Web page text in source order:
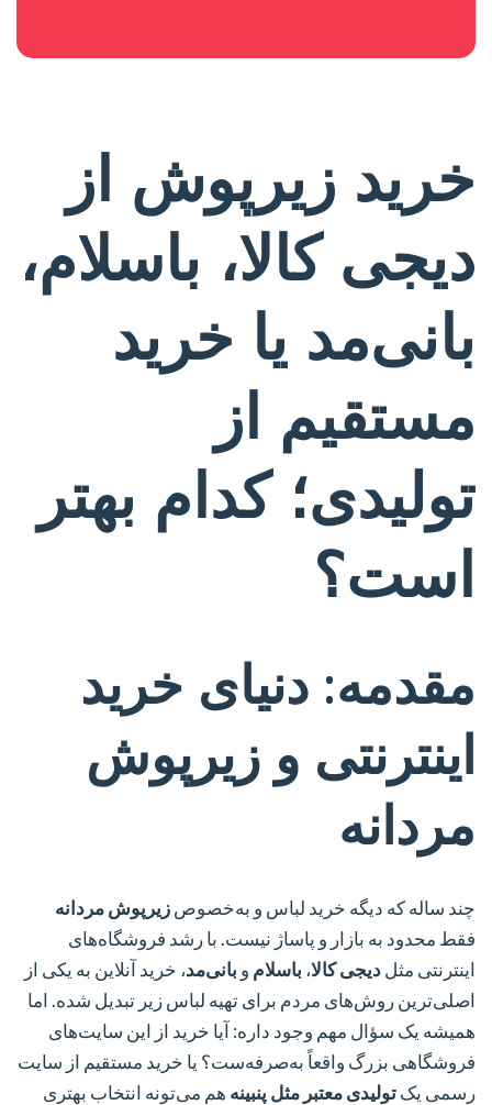
خرید زیرپوش از
دیجی کالا، باسلام،
بانی‌مد یا خرید
مستقیم از
تولیدی؛ کدام بهتر
است؟
مقدمه: دنیای خرید
اینترنتی و زیرپوش
مردانه
چند ساله که دیگه خرید لباس و به‌خصوصزیرپوش مردانه
فقط محدود به بازار و پاساژ نیست. با رشد فروشگاه‌های
اینترنتی مثلدیجی کالا، باسلام و بانی‌مد، خرید آنلاین به یکی از
اصلی‌ترین روش‌های مردم برای تهیه لباس زیر تبدیل شده. اما
همیشه یک سؤال مهم وجود داره:آیا خرید از این سایت‌های
فروشگاهی بزرگ واقعاً به‌صرفه‌ست؟ یا خرید مستقیم از سایت
رسمی یکتولیدی معتبر مثل پنبینه هم می‌تونه انتخاب بهتری